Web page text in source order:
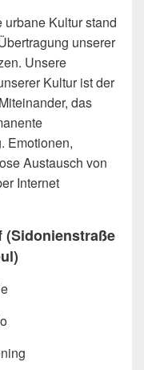
Kultur stand
unserer
Unsere
Kultur ist der
das
Emotionen,
Austausch von
Internet
(Sidonienstraße